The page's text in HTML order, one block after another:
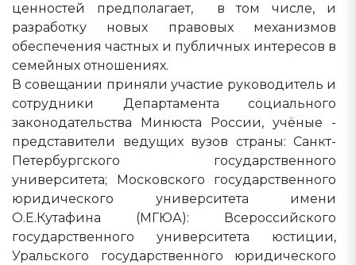
ценностей предполагает, в том числе, и
разработку новых правовых механизмов
обеспечения частных и публичных интересов в
семейных отношениях.
В совещании приняли участие руководитель и
сотрудники Департамента социального
законодательства Минюста России, учёные -
представители ведущих вузов страны: Санкт-
Петербургского государственного
университета; Московского государственного
юридического университета имени
О.Е.Кутафина (МГЮА): Всероссийского
государственного университета юстиции,
Уральского государственного юридического